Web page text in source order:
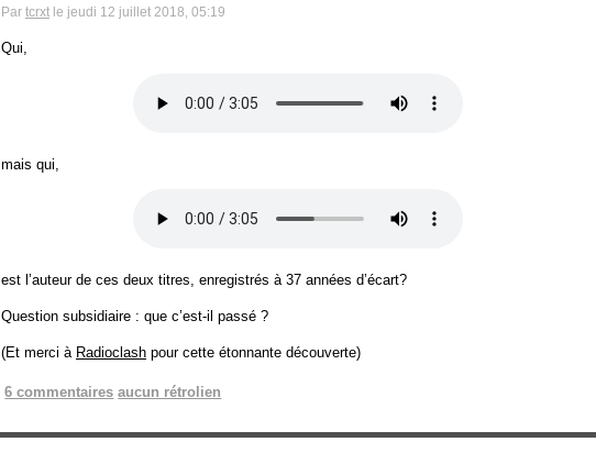
Par tcrxt le jeudi 12 juillet 2018, 05:19
Qui,
mais qui,
est l’auteur de ces deux titres, enregistrés à 37 années d’écart?
Question subsidiaire : que c’est-il passé ?
(Et merci à Radioclash pour cette étonnante découverte)
6 commentaires aucun rétrolien